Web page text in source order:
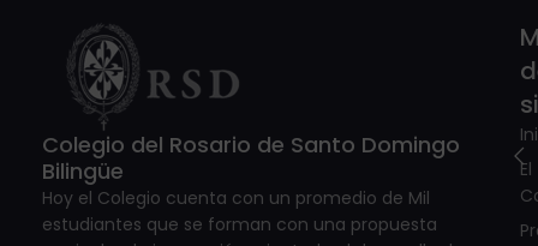
Colegio del Rosario de Santo Domingo
Bilingüe
Hoy el Colegio cuenta con un promedio de Mil
estudiantes que se forman con una propuesta
El